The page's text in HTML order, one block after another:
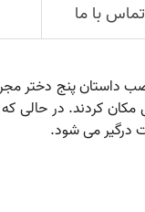
تماس با ما
داستان پنج دختر
کردند. در حالی
درگیر می شود.